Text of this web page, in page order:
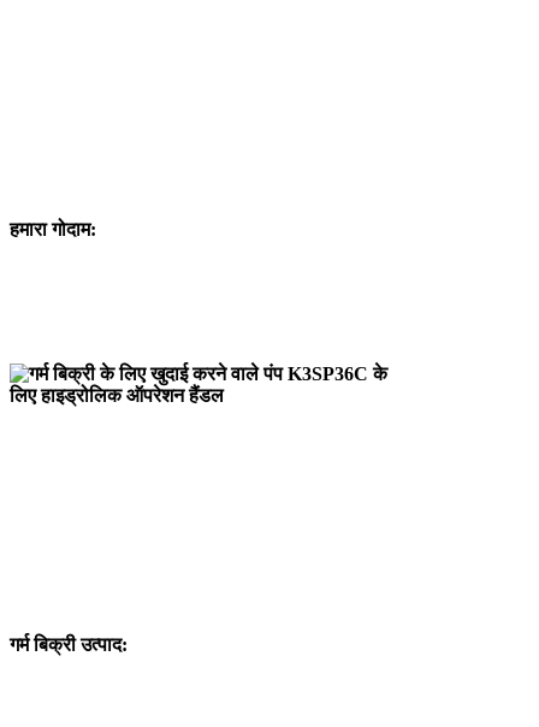
हमारा गोदाम:
गर्म बिक्री उत्पाद: